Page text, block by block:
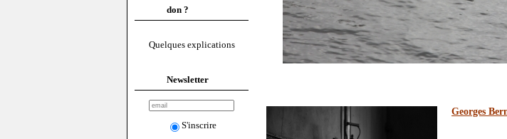
don ?
Quelques explications
Newsletter
S'inscrire
Georges